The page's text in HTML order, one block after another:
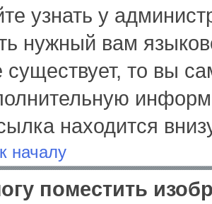
узнать у
нужный вам
существует, то вы
находится
началу
поместить